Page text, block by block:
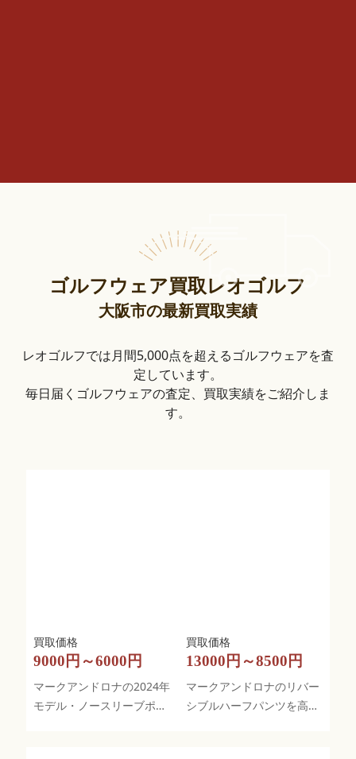
ゴルフウェア買取レオゴルフ
大阪市の最新買取実績
レオゴルフでは月間5,000点を超えるゴルフウェアを査
定しています。
毎日届くゴルフウェアの査定、買取実績をご紹介しま
す。
9000円～6000円
マークアンドロナの2024年
モデル・ノースリーブポロ
13000円～8500円
マークアンドロナのリバー
シブルハーフパンツを高価